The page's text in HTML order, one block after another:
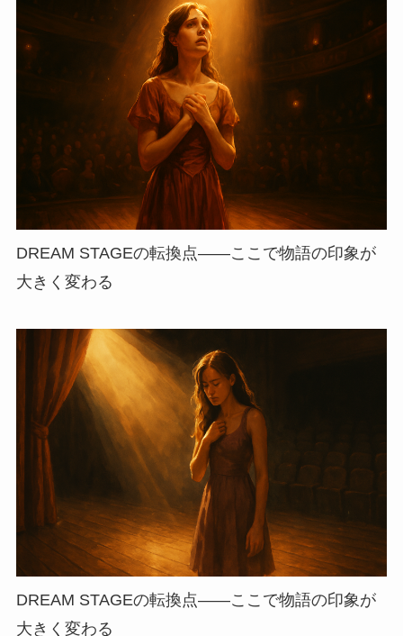
DREAM STAGEの転換点——ここで物語の印象が
大きく変わる
DREAM STAGEの転換点——ここで物語の印象が
大きく変わる